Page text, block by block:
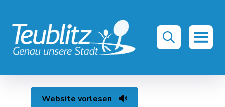
Website vorlesen